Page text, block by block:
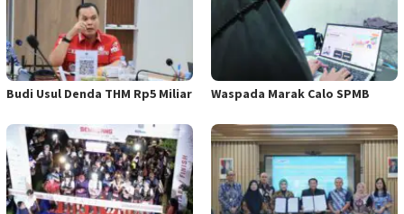
Budi Usul Denda THM Rp5 Miliar Waspada Marak Calo SPMB